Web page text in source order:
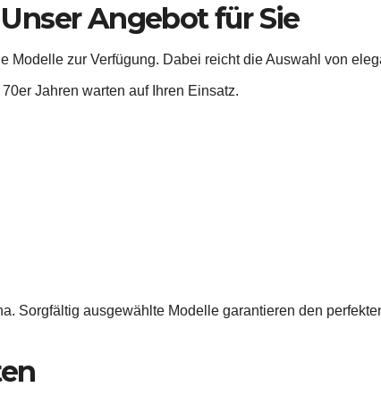
Angebot für Sie
Modelle zur Verfügung. Dabei reicht die Auswahl von
Jahren warten auf Ihren Einsatz.
Sorgfältig ausgewählte Modelle garantieren den